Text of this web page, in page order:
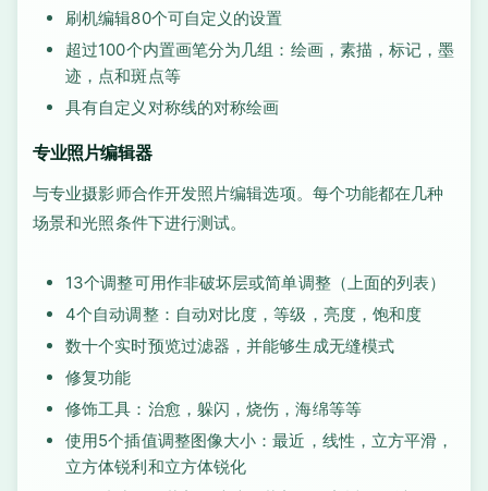
刷机编辑80个可自定义的设置
超过100个内置画笔分为几组：绘画，素描，标记，墨
迹，点和斑点等
具有自定义对称线的对称绘画
专业照片编辑器
与专业摄影师合作开发照片编辑选项。每个功能都在几种
场景和光照条件下进行测试。
13个调整可用作非破坏层或简单调整（上面的列表）
4个自动调整：自动对比度，等级，亮度，饱和度
数十个实时预览过滤器，并能够生成无缝模式
修复功能
修饰工具：治愈，躲闪，烧伤，海绵等等
使用5个插值调整图像大小：最近，线性，立方平滑，
立方体锐利和立方体锐化